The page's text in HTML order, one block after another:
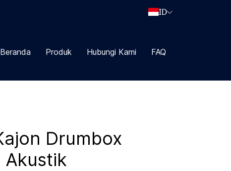
ID
Beranda Produk Hubungi Kami FAQ
Drumbox
Akustik